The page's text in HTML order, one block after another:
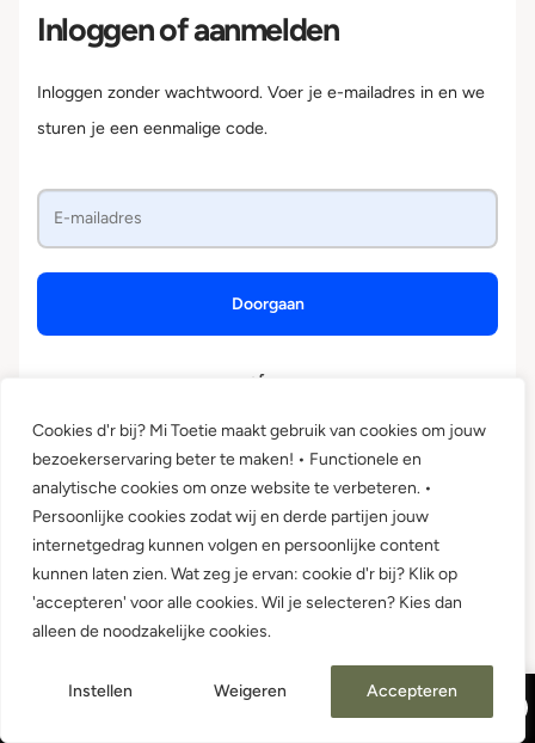
Cookies d'r bij? Mi Toetie maakt gebruik van cookies om jouw
bezoekerservaring beter te maken! • Functionele en
analytische cookies om onze website te verbeteren. •
Persoonlijke cookies zodat wij en derde partijen jouw
internetgedrag kunnen volgen en persoonlijke content
kunnen laten zien. Wat zeg je ervan: cookie d'r bij? Klik op
'accepteren' voor alle cookies. Wil je selecteren? Kies dan
alleen de noodzakelijke cookies.
Instellen Weigeren
Accepteren
Inloggen of aanmelden
Inloggen zonder wachtwoord. Voer je e-mailadres in en we
sturen je een eenmalige code.
Doorgaan
of
Door verder te gaan ga je akkoord met onze algemene voorwaarden
privacybeleid